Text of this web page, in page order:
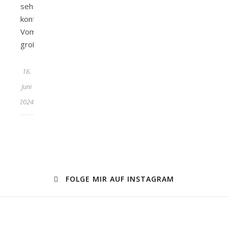
sehr
kontrastreich.
Vom
großen…
16.
Juni
2024
FOLGE MIR AUF INSTAGRAM